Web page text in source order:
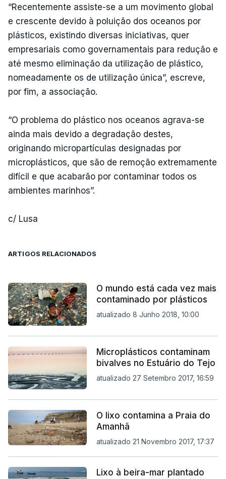
“Recentemente assiste-se a um movimento global
e crescente devido à poluição dos oceanos por
plásticos, existindo diversas iniciativas, quer
empresariais como governamentais para redução e
até mesmo eliminação da utilização de plástico,
nomeadamente os de utilização única”, escreve,
por fim, a associação.
“O problema do plástico nos oceanos agrava-se
ainda mais devido a degradação destes,
originando micropartículas designadas por
microplásticos, que são de remoção extremamente
difícil e que acabarão por contaminar todos os
ambientes marinhos”.
c/ Lusa
ARTIGOS RELACIONADOS
O mundo está cada vez mais
contaminado por plásticos
atualizado 8 Junho 2018, 10:00
Microplásticos contaminam
bivalves no Estuário do Tejo
atualizado 27 Setembro 2017, 16:59
O lixo contamina a Praia do
Amanhã
atualizado 21 Novembro 2017, 17:37
Lixo à beira-mar plantado